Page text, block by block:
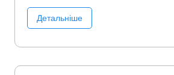
Детальніше